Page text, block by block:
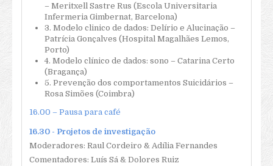
Programa Congresso 2018
– Meritxell Sastre Rus (Escola Universitaria
Infermeria Gimbernat, Barcelona)
3. Modelo clinico de dados: Delírio e Alucinação –
Patrícia Gonçalves (Hospital Magalhães Lemos,
Porto)
4. Modelo clínico de dados: sono – Catarina Certo
(Bragança)
5. Prevenção dos comportamentos Suicidários –
Rosa Simões (Coimbra)
16.00 – Pausa para café
16.30 - Projetos de investigação
Moderadores: Raul Cordeiro & Adília Fernandes
Comentadores: Luís Sá & Dolores Ruiz